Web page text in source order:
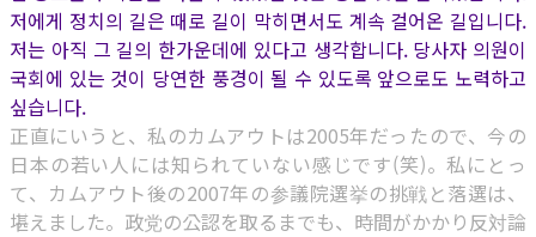
저에게 정치의 길은 때로 길이 막히면서도 계속 걸어온 길입니다.
저는 아직 그 길의 한가운데에 있다고 생각합니다. 당사자 의원이
국회에 있는 것이 당연한 풍경이 될 수 있도록 앞으로도 노력하고
싶습니다.
正直にいうと、私のカムアウトは2005年だったので、今の
日本の若い人には知られていない感じです(笑)。私にとっ
て、カムアウト後の2007年の参議院選挙の挑戦と落選は、
堪えました。政党の公認を取るまでも、時間がかかり反対論